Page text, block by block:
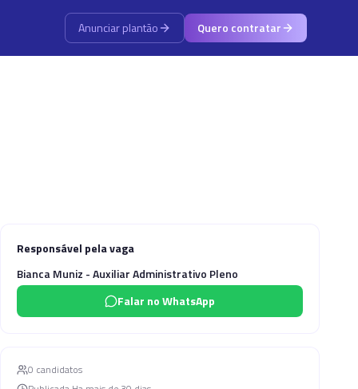
Anunciar plantão Quero contratar
Responsável pela vaga
Bianca Muniz - Auxiliar Administrativo Pleno
Falar no WhatsApp
0 candidatos